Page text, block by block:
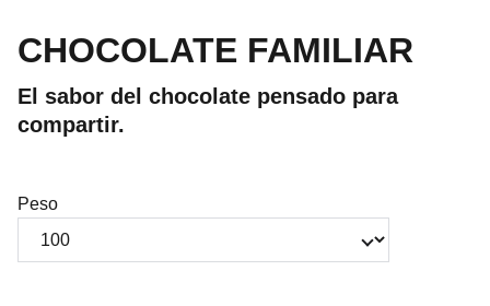
CHOCOLATE FAMILIAR
El sabor del chocolate pensado para
compartir.
Peso